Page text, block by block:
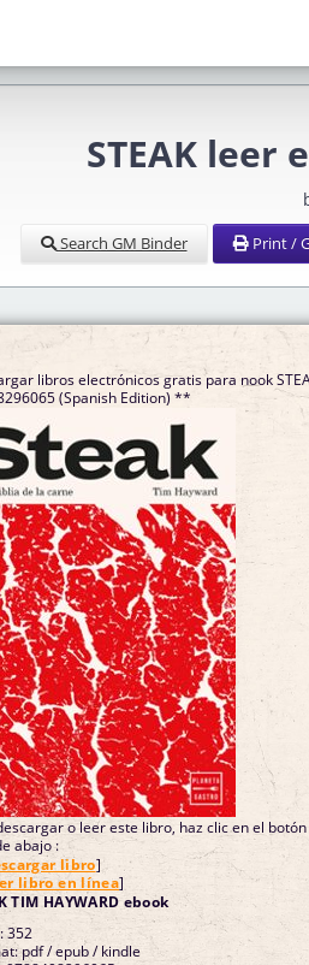
STEAK leer
Search GM Binder Print /
libros electrónicos gratis para nook
(Spanish Edition) **
o leer este libro, haz clic en el botón
abajo :
libro]
libro en línea]
TIM HAYWARD ebook
352
pdf / epub / kindle